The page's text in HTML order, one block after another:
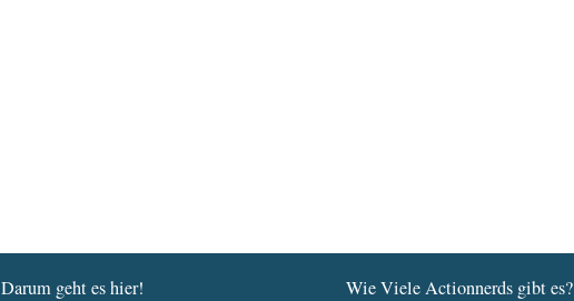
Darum geht es hier! Wie Viele Actionnerds gibt es?